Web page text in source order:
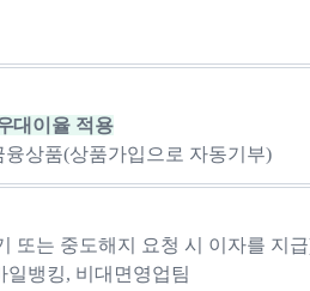
대이율 적용
상품(상품가입으로 자동기부)
또는 중도해지 요청 시 이자를 지
일뱅킹, 비대면영업팀